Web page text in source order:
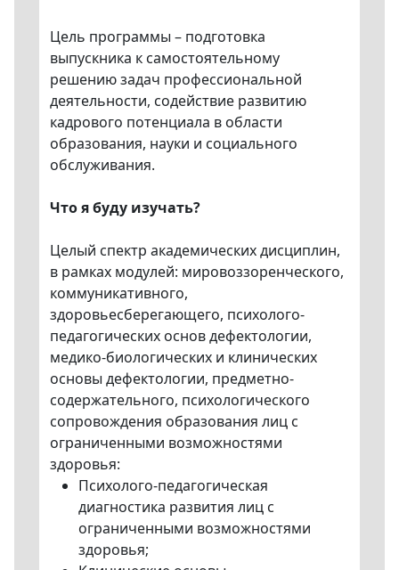
Цель программы – подготовка
выпускника к самостоятельному
решению задач профессиональной
деятельности, содействие развитию
кадрового потенциала в области
образования, науки и социального
обслуживания.
Что я буду изучать?
Целый спектр академических дисциплин,
в рамках модулей: мировоззоренческого,
коммуникативного,
здоровьесберегающего, психолого-
педагогических основ дефектологии,
медико-биологических и клинических
основы дефектологии, предметно-
содержательного, психологического
сопровождения образования лиц с
ограниченными возможностями
здоровья:
Психолого-педагогическая
диагностика развития лиц с
ограниченными возможностями
здоровья;